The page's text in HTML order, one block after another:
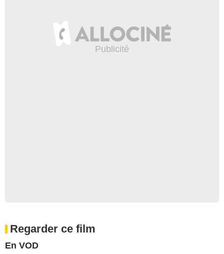
Regarder ce film
En VOD